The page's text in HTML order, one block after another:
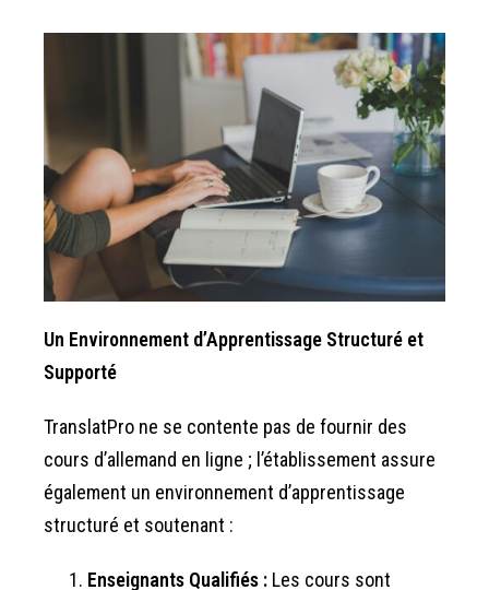
Un Environnement d’Apprentissage Structuré et
Supporté
TranslatPro ne se contente pas de fournir des
cours d’allemand en ligne ; l’établissement assure
également un environnement d’apprentissage
structuré et soutenant :
Enseignants Qualifiés : Les cours sont